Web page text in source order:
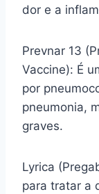
dor e a
Prevnar 13
Vaccine): É
por
pneumonia,
graves.
Lyrica
para tratar a